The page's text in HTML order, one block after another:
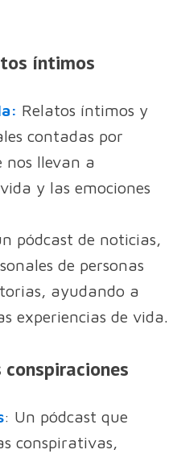
íntimos
Relatos íntimos y
contadas por
nos llevan a
y las emociones
pódcast de noticias,
de personas
ayudando a
experiencias de vida.
conspiraciones
: Un pódcast que
conspirativas,